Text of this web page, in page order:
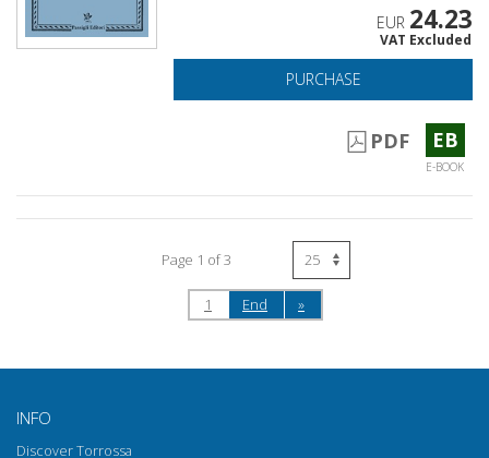
EUR 24.23
VAT Excluded
PURCHASE
PDF EB
E-BOOK
Page 1 of 3
1 End »
INFO
Discover Torrossa